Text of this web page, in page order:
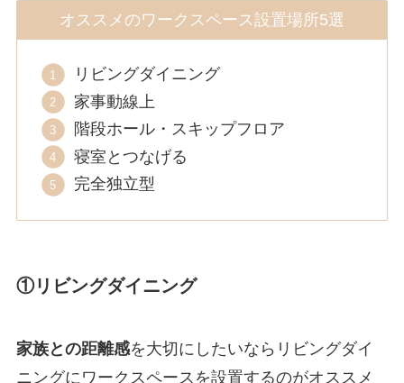
オススメのワークスペース設置場所5選
リビングダイニング
家事動線上
階段ホール・スキップフロア
寝室とつなげる
完全独立型
①リビングダイニング
家族との距離感を大切にしたいならリビングダイ
ニングにワークスペースを設置するのがオススメ